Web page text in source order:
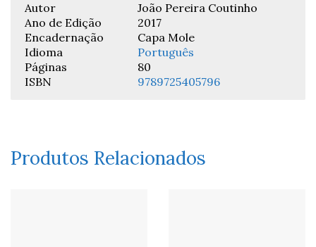
Autor
João Pereira Coutinho
Ano de Edição
2017
Encadernação
Capa Mole
Idioma
Português
Páginas
80
ISBN
9789725405796
Produtos Relacionados